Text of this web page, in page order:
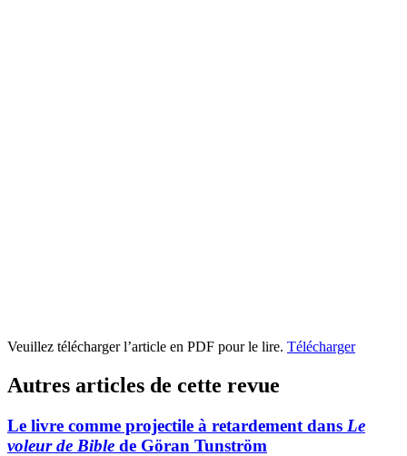
Veuillez télécharger l’article en PDF pour le lire. Télécharger
Autres articles de cette revue
Le livre comme projectile à retardement dans Le
voleur de Bible de Göran Tunström